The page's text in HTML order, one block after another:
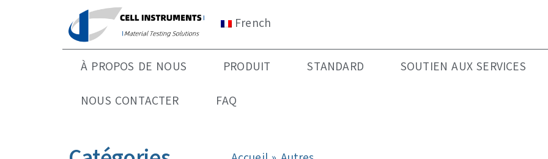
French
À PROPOS DE NOUS PRODUIT STANDARD SOUTIEN AUX SERVICES
NOUS CONTACTER FAQ